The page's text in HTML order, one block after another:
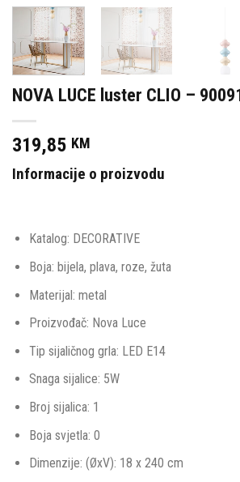
NOVA LUCE luster CLIO –
319,85 KM
Informacije o proizvodu
Katalog: DECORATIVE
Boja: bijela, plava, roze, žuta
Materijal: metal
Proizvođač: Nova Luce
Tip sijaličnog grla: LED E14
Snaga sijalice: 5W
Broj sijalica: 1
Boja svjetla: 0
Dimenzije: (ØxV): 18 x 240 cm